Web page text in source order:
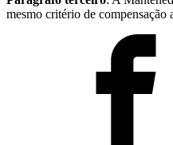
mesmo critério de compensação